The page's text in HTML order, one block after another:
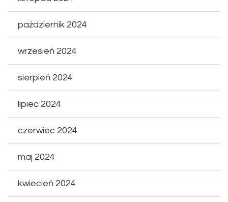
październik 2024
wrzesień 2024
sierpień 2024
lipiec 2024
czerwiec 2024
maj 2024
kwiecień 2024